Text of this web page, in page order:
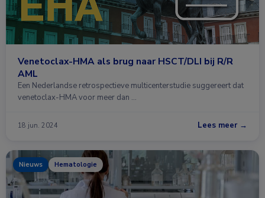
Venetoclax-HMA als brug naar HSCT/DLI bij R/R
AML
Een Nederlandse retrospectieve multicenterstudie suggereert dat
venetoclax-HMA voor meer dan …
18 jun. 2024 Lees meer →
Nieuws Hematologie